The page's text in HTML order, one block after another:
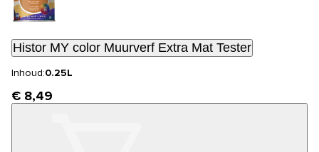
Histor MY color Muurverf Extra Mat Tester
Inhoud:0.25L
€ 8,49